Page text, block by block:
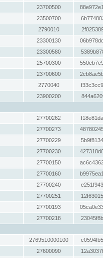
23700500
23500700
2790010
23300130
23300580
25700300
23700600
2770040
23900200
27700262
27700273
27700229
27700230
27700150
27700160
27700240
27700251
27700193
27700218
2769510000100
27600090